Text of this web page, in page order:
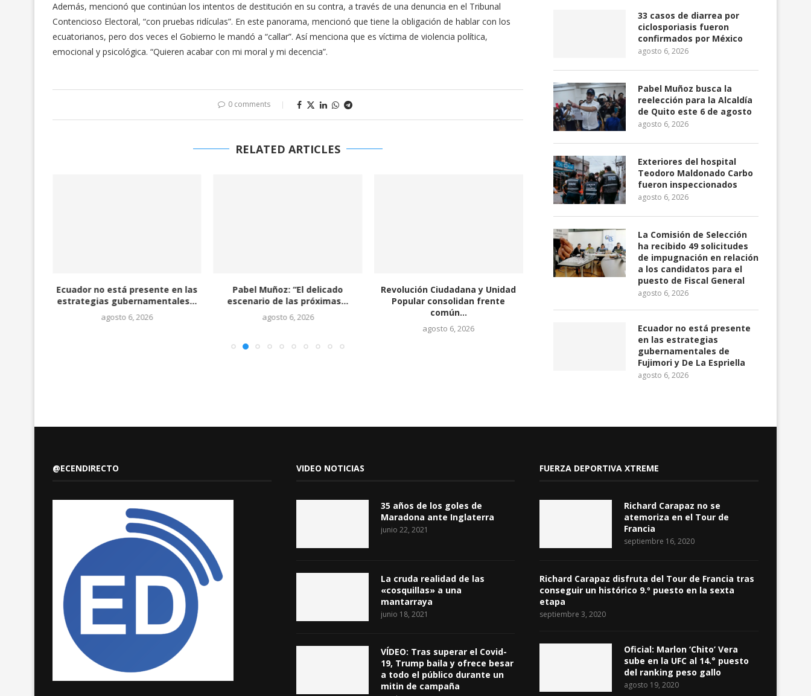
Además, mencionó que continúan los intentos de destitución en su contra, a través de una denuncia en el Tribunal
Contencioso Electoral, “con pruebas ridículas”. En este panorama, mencionó que tiene la obligación de hablar con los
ecuatorianos, pero dos veces el Gobierno le mandó a “callar”. Así menciona que es víctima de violencia política,
emocional y psicológica. “Quieren acabar con mi moral y mi decencia”.
0 comments
RELATED ARTICLES
Ecuador no está presente en las
estrategias gubernamentales...
agosto 6, 2026
Pabel Muñoz: “El delicado
escenario de las próximas...
agosto 6, 2026
Revolución Ciudadana y Unidad
Popular consolidan frente
común...
agosto 6, 2026
Guido Perugachi, sobre la
reconciliación entre la Conaie...
33 casos de diarrea por
ciclosporiasis fueron
confirmados por México
agosto 6, 2026
Pabel Muñoz busca la
reelección para la Alcaldía
de Quito este 6 de agosto
agosto 6, 2026
Exteriores del hospital
Teodoro Maldonado Carbo
fueron inspeccionados
agosto 6, 2026
La Comisión de Selección
ha recibido 49 solicitudes
de impugnación en relación
a los candidatos para el
puesto de Fiscal General
agosto 6, 2026
Ecuador no está presente
en las estrategias
gubernamentales de
Fujimori y De La Espriella
agosto 6, 2026
@ECENDIRECTO VIDEO NOTICIAS
35 años de los goles de
Maradona ante Inglaterra
junio 22, 2021
La cruda realidad de las
«cosquillas» a una
mantarraya
junio 18, 2021
VÍDEO: Tras superar el Covid-
19, Trump baila y ofrece besar
a todo el público durante un
mitin de campaña
FUERZA DEPORTIVA XTREME
Richard Carapaz no se
atemoriza en el Tour de
Francia
septiembre 16, 2020
Richard Carapaz disfruta del Tour de Francia tras
conseguir un histórico 9.º puesto en la sexta
etapa
septiembre 3, 2020
Oficial: Marlon ‘Chito’ Vera
sube en la UFC al 14.° puesto
del ranking peso gallo
agosto 19, 2020